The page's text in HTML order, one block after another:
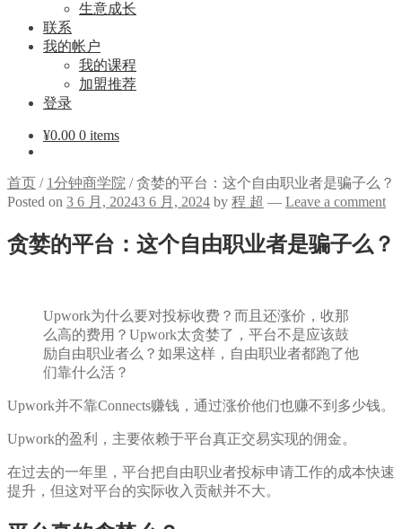
生意成长
联系
我的帐户
我的课程
加盟推荐
登录
¥0.00 0 items
首页 / 1分钟商学院 /贪婪的平台：这个自由职业者是骗子么？
Posted on 3 6 月, 20243 6 月, 2024 by 程 超 — Leave a comment
贪婪的平台：这个自由职业者是骗子么？
Upwork为什么要对投标收费？而且还涨价，收那
么高的费用？Upwork太贪婪了，平台不是应该鼓
励自由职业者么？如果这样，自由职业者都跑了他
们靠什么活？
Upwork并不靠Connects赚钱，通过涨价他们也赚不到多少钱。
Upwork的盈利，主要依赖于平台真正交易实现的佣金。
在过去的一年里，平台把自由职业者投标申请工作的成本快速
提升，但这对平台的实际收入贡献并不大。